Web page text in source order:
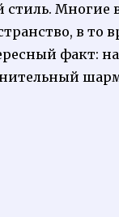
стиль. Многие
в то
факт: